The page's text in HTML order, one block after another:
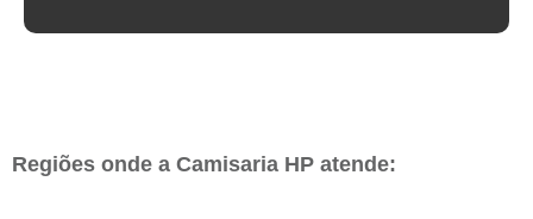
Regiões onde a Camisaria HP atende: